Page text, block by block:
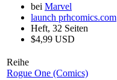
bei Marvel
launch prhcomics.com
Heft, 32 Seiten
$4,99 USD
Reihe
Rogue One (Comics)